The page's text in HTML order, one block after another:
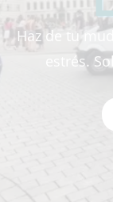
Haz de tu
estrés.